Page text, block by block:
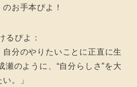
お手本ぴよ！
るぴよ：
自分のやりたいことに正直に生
瀬のように、“自分らしさ”を大
。」